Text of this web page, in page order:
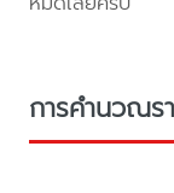
การคำนวณร